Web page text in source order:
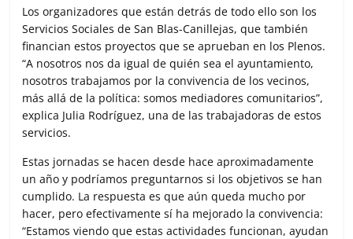
Los organizadores que están detrás de todo ello son los
Servicios Sociales de San Blas-Canillejas, que también
financian estos proyectos que se aprueban en los Plenos.
“A nosotros nos da igual de quién sea el ayuntamiento,
nosotros trabajamos por la convivencia de los vecinos,
más allá de la política: somos mediadores comunitarios”,
explica Julia Rodríguez, una de las trabajadoras de estos
servicios.
Estas jornadas se hacen desde hace aproximadamente
un año y podríamos preguntarnos si los objetivos se han
cumplido. La respuesta es que aún queda mucho por
hacer, pero efectivamente sí ha mejorado la convivencia:
“Estamos viendo que estas actividades funcionan, ayudan